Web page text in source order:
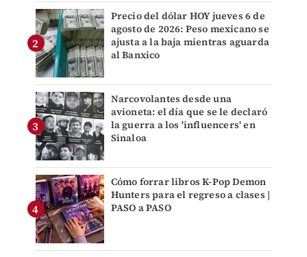
Precio del dólar HOY jueves 6 de
agosto de 2026: Peso mexicano se
ajusta a la baja mientras aguarda
al Banxico
Narcovolantes desde una
avioneta: el día que se le declaró
la guerra a los 'influencers' en
Sinaloa
Cómo forrar libros K-Pop Demon
Hunters para el regreso a clases |
PASO a PASO